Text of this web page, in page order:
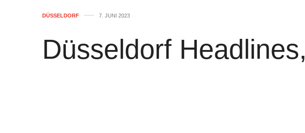
DÜSSELDORF 7. JUNI 2023
Düsseldorf Headlines,